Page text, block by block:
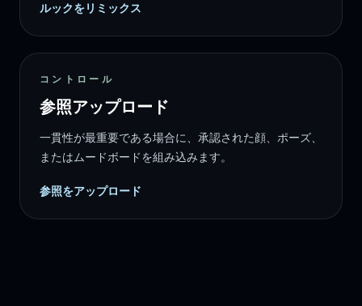
ルックをリミックス
コントロール
参照アップロード
一貫性が最重要である場合に、承認された顔、ポーズ、
またはムードボードを組み込みます。
参照をアップロード